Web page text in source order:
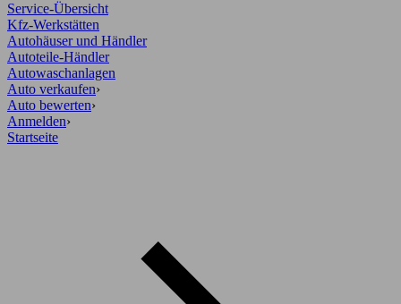
Service-Übersicht
Kfz-Werkstätten
Autohäuser und Händler
Autoteile-Händler
Autowaschanlagen
Auto verkaufen›
Auto bewerten›
Anmelden›
Startseite